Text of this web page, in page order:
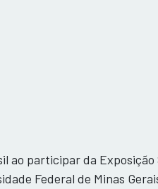
ao participar da Exposição
Federal de Minas